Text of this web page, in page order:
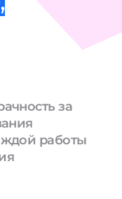
за
работы